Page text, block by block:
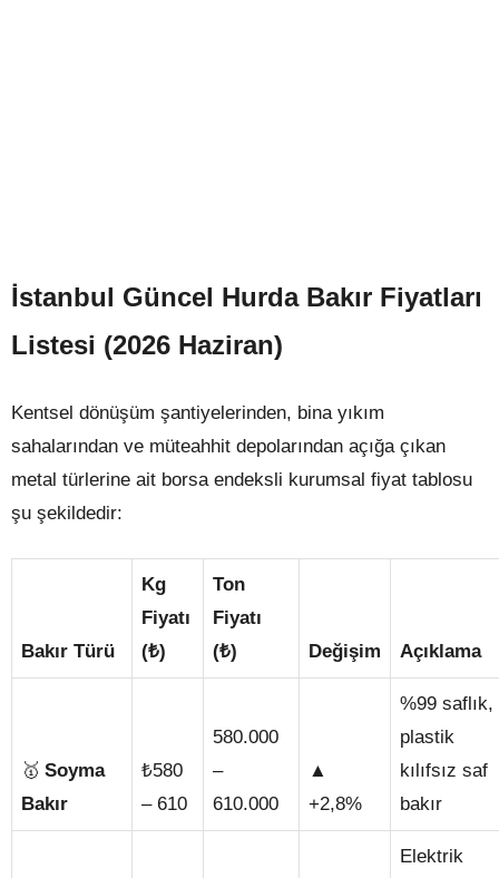
İstanbul Güncel Hurda Bakır Fiyatları
Listesi (2026 Haziran)
Kentsel dönüşüm şantiyelerinden, bina yıkım
sahalarından ve müteahhit depolarından açığa çıkan
metal türlerine ait borsa endeksli kurumsal fiyat tablosu
şu şekildedir:
Bakır Türü
Kg
Fiyatı
(₺)
Ton
Fiyatı
(₺)
Değişim Açıklama
🥇 Soyma
Bakır
₺580
– 610
580.000
–
610.000
▲
+2,8%
%99 saflık,
plastik
kılıfsız saf
bakır
Elektrik